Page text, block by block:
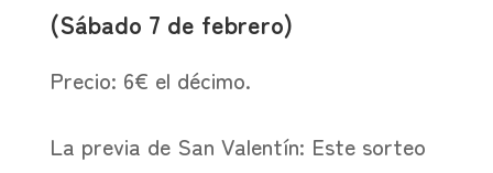
(Sábado 7 de febrero)
Precio: 6€ el décimo.
La previa de San Valentín: Este sorteo